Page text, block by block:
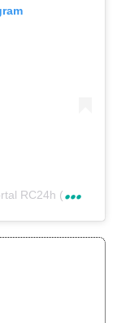
U
ma publicação compartilhada por Portal RC24h (@rc24hnoticias)